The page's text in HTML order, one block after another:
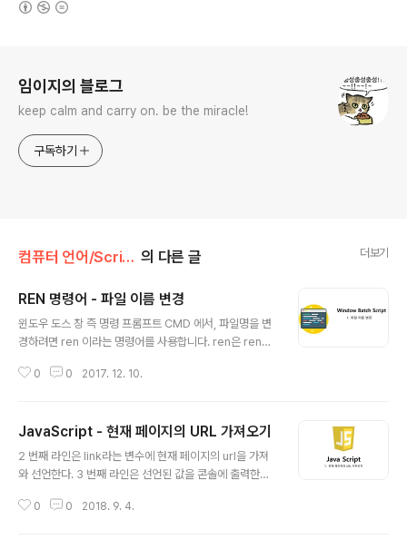
임이지의 블로그
keep calm and carry on. be the miracle!
구독하기
컴퓨터 언어/Script 의 다른 글 더보기
REN 명령어 - 파일 이름 변경
윈도우 도스 창 즉 명령 프롬프트 CMD 에서, 파일명을 변
경하려면 ren 이라는 명령어를 사용합니다. ren은 rena
립트를 활용하여 리소스의 이름을 변경하거나 폴더의 이름
0 0 2017. 12. 10.
JavaScript - 현재 페이지의 URL 가져오기
2 번째 라인은 link라는 변수에 현재 페이지의 url을 가져
와 선언한다. 3 번째 라인은 선언된 값을 콘솔에 출력한다.
으면 2 번째 라인처럼 document.location.href.split
0 0 2018. 9. 4.